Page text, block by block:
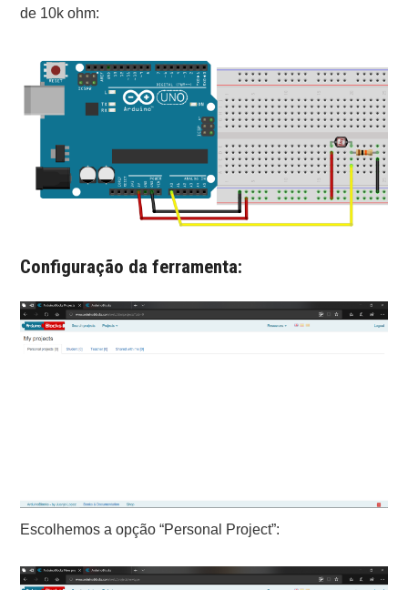
de 10k ohm:
Configuração da ferramenta:
Escolhemos a opção “Personal Project”: